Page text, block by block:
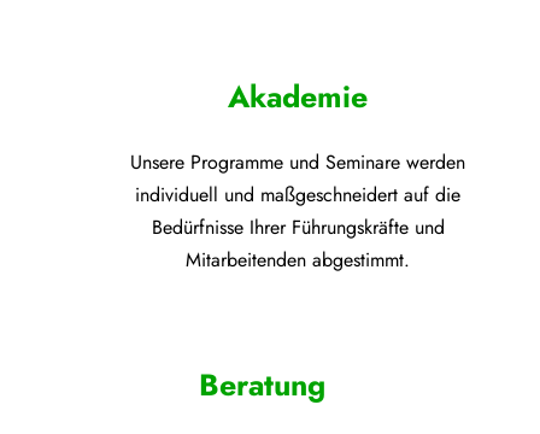
Akademie
Unsere Programme und Seminare werden
individuell und maßgeschneidert auf die
Bedürfnisse Ihrer Führungskräfte und
Mitarbeitenden abgestimmt.
Beratung